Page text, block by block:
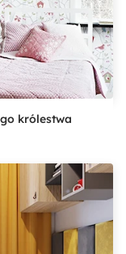
królestwa